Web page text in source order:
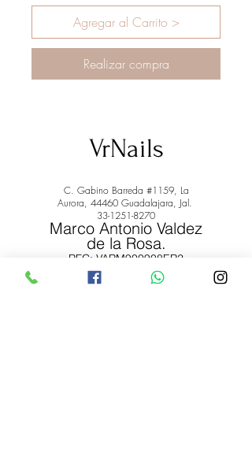
Agregar al Carrito >
Realizar compra
VrNails
C. Gabino Barreda #1159, La
Aurora, 44460 Guadalajara, Jal.
33-1251-8270
Marco Antonio Valdez
de la Rosa.
RFC: VARM900908ER2